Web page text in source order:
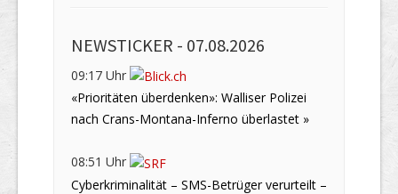
NEWSTICKER - 07.08.2026
09:17 Uhr
«Prioritäten überdenken»: Walliser Polizei
nach Crans-Montana-Inferno überlastet »
08:51 Uhr
Cyberkriminalität – SMS-Betrüger verurteilt –